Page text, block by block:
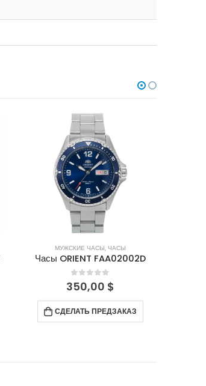
МУЖСКИЕ ЧАСЫ, ЧАСЫ
Часы ORIENT FAA02002D
0out of 5
350,00 $
СДЕЛАТЬ ПРЕДЗАКАЗ